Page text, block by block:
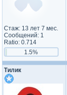
Стаж: 13 лет 7 мес.
Сообщений: 1
Ratio: 0.714
1.5%
Тилик